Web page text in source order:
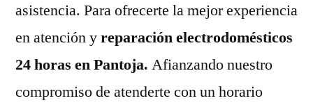
asistencia. Para ofrecerte la mejor experiencia
en atención yreparación electrodomésticos
24 horas en Pantoja. Afianzando nuestro
compromiso de atenderte con un horario